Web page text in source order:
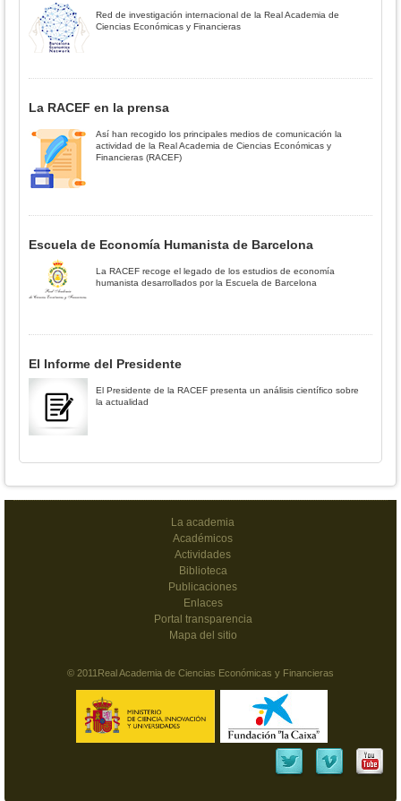
Red de investigación internacional de la Real Academia de
Ciencias Económicas y Financieras
La RACEF en la prensa
Así han recogido los principales medios de comunicación la
actividad de la Real Academia de Ciencias Económicas y
Financieras (RACEF)
Escuela de Economía Humanista de Barcelona
La RACEF recoge el legado de los estudios de economía
humanista desarrollados por la Escuela de Barcelona
El Informe del Presidente
El Presidente de la RACEF presenta un análisis científico sobre
la actualidad
La academia
Académicos
Actividades
Biblioteca
Publicaciones
Enlaces
Portal transparencia
Mapa del sitio
© 2011Real Academia de Ciencias Económicas y Financieras